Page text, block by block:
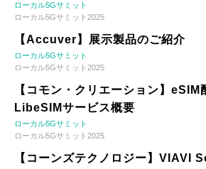
ローカル5Gサミット
ローカル5Gサミット2025
【Accuver】展示製品のご紹介
ローカル5Gサミット
ローカル5Gサミット2025
【コモン・クリエーション】eSIM
LibeSIMサービス概要
ローカル5Gサミット
ローカル5Gサミット2025
【コーンズテクノロジー】